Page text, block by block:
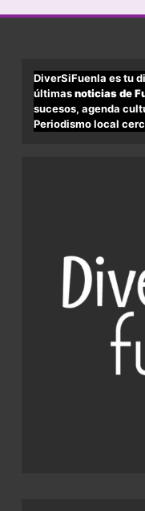
DiverSiFuenla es tu
últimasnoticias de
sucesos, agenda
Periodismo local